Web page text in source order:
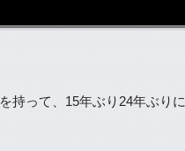
持って、15年ぶり24年ぶりに